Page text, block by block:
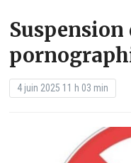
Suspension
4 juin 2025 11 h 03 min